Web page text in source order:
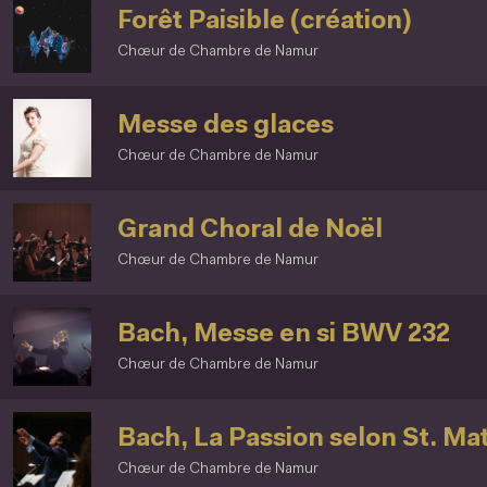
Chœur de Chambre de Namur
Forêt Paisible (création)
Chœur de Chambre de Namur
Messe des glaces
Chœur de Chambre de Namur
Grand Choral de Noël
Chœur de Chambre de Namur
Bach, Messe en si BWV 232
Chœur de Chambre de Namur
Bach, La Passion selon St.